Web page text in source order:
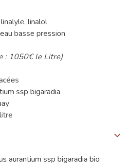
linalol
basse pression
: 1050€ le Litre)
ssp bigaradia
aurantium ssp bigaradia bio